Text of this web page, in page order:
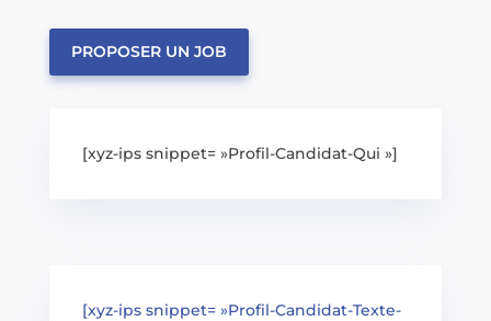
PROPOSER UN JOB
[xyz-ips snippet= »Profil-Candidat-Qui »]
[xyz-ips snippet= »Profil-Candidat-Texte-